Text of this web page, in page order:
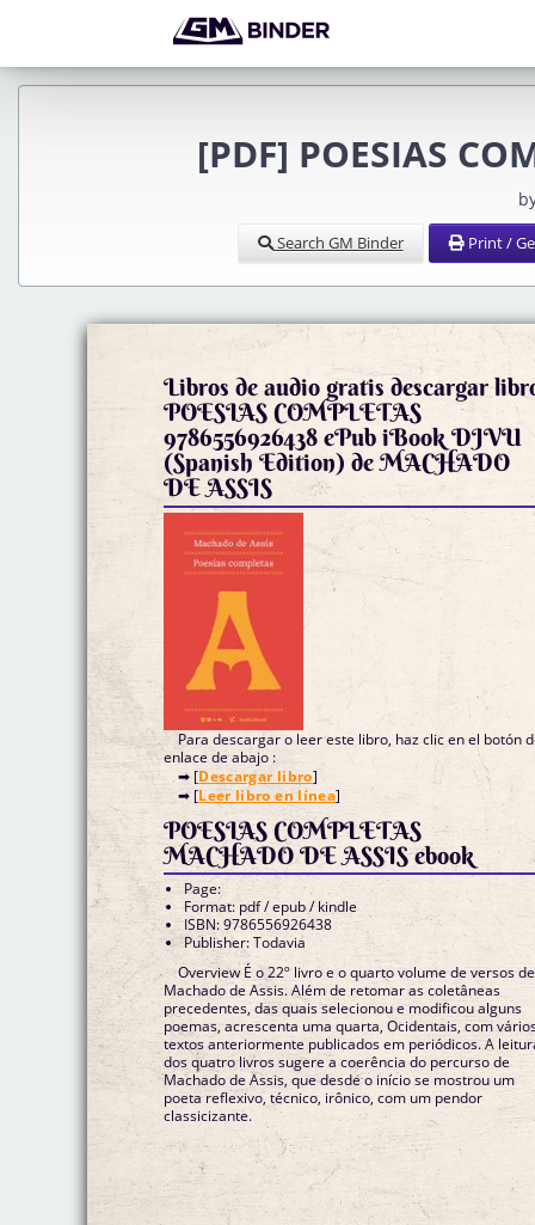
[PDF] POESIAS
Search GM Binder Print /
Libros de audio gratis descargar
POESIAS COMPLETAS
9786556926438 ePub iBook DJVU
(Spanish Edition) de MACHADO
DE ASSIS
Para descargar o leer este libro, haz clic en el botón
enlace de abajo :
➡ [Descargar libro]
➡ [Leer libro en línea]
POESIAS COMPLETAS
MACHADO DE ASSIS ebook
Page:
Format: pdf / epub / kindle
ISBN: 9786556926438
Publisher: Todavia
Overview É o 22º livro e o quarto volume de versos de
Machado de Assis. Além de retomar as coletâneas
precedentes, das quais selecionou e modificou alguns
poemas, acrescenta uma quarta, Ocidentais, com
textos anteriormente publicados em periódicos. A
dos quatro livros sugere a coerência do percurso de
Machado de Assis, que desde o início se mostrou um
poeta reflexivo, técnico, irônico, com um pendor
classicizante.